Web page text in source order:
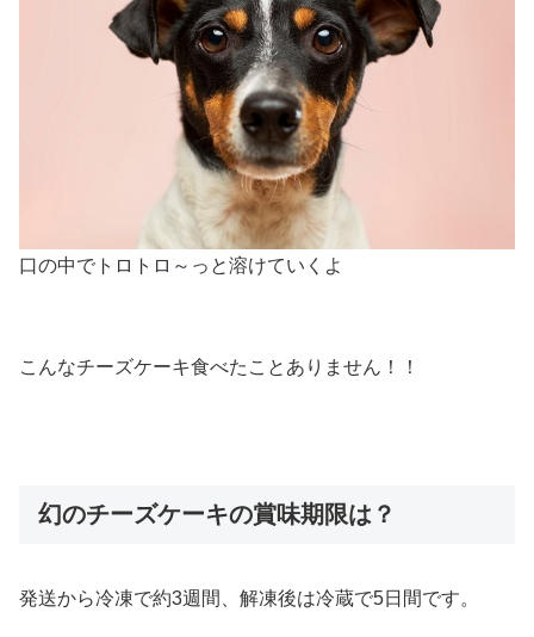
口の中でトロトロ～っと溶けていくよ
こんなチーズケーキ食べたことありません！！
幻のチーズケーキの賞味期限は？
発送から冷凍で約3週間、解凍後は冷蔵で5日間です。